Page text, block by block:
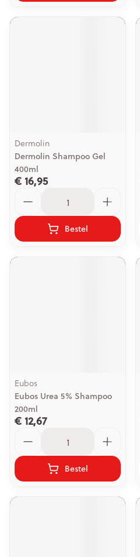
Dermolin
Dermolin Shampoo Gel
400ml
€ 16,95
Bestel
Eubos
Eubos Urea 5% Shampoo
200ml
€ 12,67
Bestel